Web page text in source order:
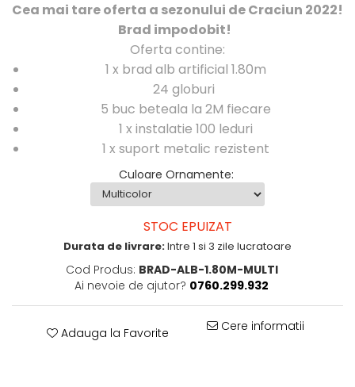
Cea mai tare oferta a sezonului de Craciun 2022!
Brad impodobit!
Oferta contine:
1 x brad alb artificial 1.80m
24 globuri
5 buc beteala la 2M fiecare
1 x instalatie 100 leduri
1 x suport metalic rezistent
Culoare Ornamente:
STOC EPUIZAT
Durata de livrare:Intre 1 si 3 zile lucratoare
Cod Produs: BRAD-ALB-1.80M-MULTI
Ai nevoie de ajutor? 0760.299.932
Adauga la Favorite Cere informatii